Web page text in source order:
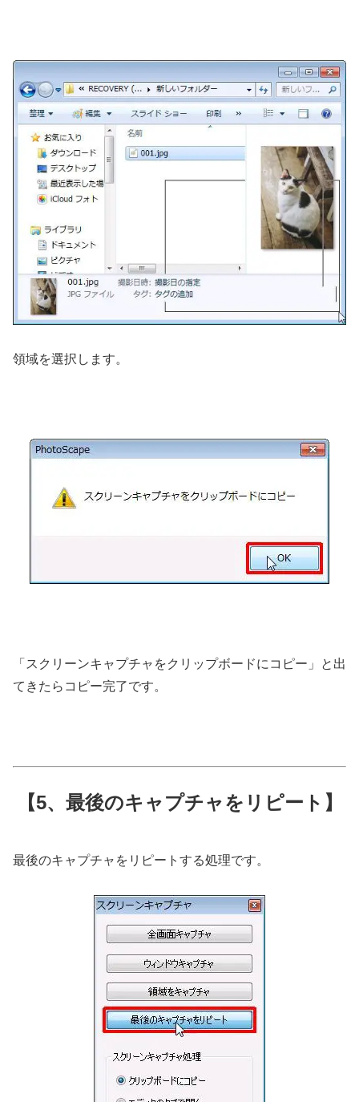
領域を選択します。
「スクリーンキャプチャをクリップボードにコピー」と出
てきたらコピー完了です。
【5、最後のキャプチャをリピート】
最後のキャプチャをリピートする処理です。